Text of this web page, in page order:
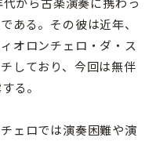
ある。その彼は近年、
オロンチェロ・ダ・ス
しており、今回は無伴
る。
ェロでは演奏困難や演